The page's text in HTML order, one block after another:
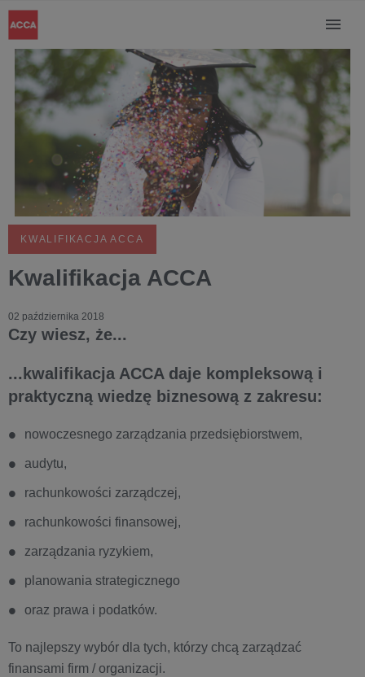
KWALIFIKACJA ACCA
Kwalifikacja ACCA
02 października 2018
Czy wiesz, że...
...kwalifikacja ACCA daje kompleksową i
praktyczną wiedzę biznesową z zakresu:
nowoczesnego zarządzania przedsiębiorstwem,
audytu,
rachunkowości zarządczej,
rachunkowości finansowej,
zarządzania ryzykiem,
planowania strategicznego
oraz prawa i podatków.
To najlepszy wybór dla tych, którzy chcą zarządzać
finansami firm / organizacji.